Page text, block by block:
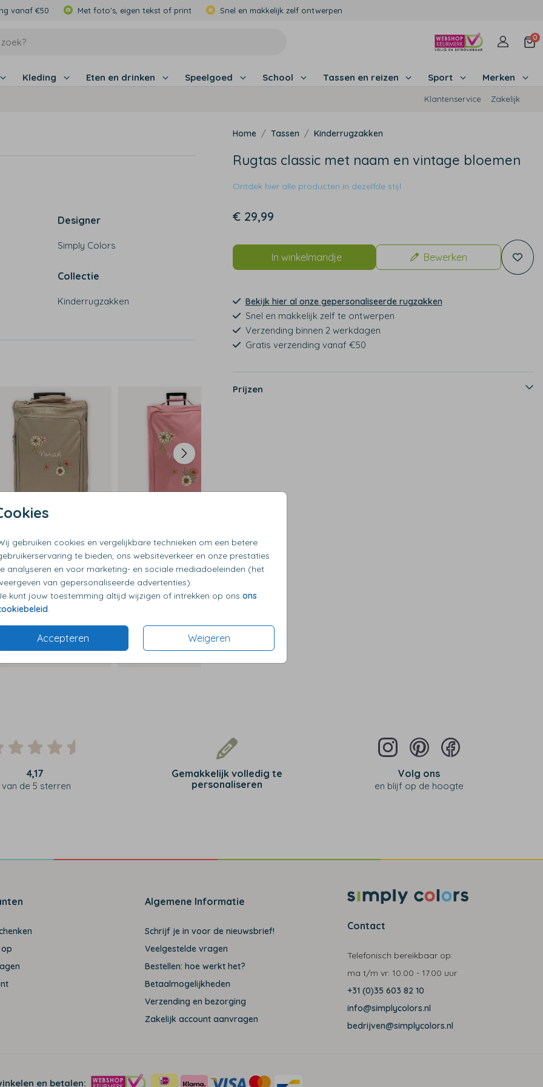
vanaf €50 Met foto's, eigen tekst of print Snel en makkelijk zelf ontwerpen
0
Kleding Eten en drinken Speelgoed School Tassen en reizen Sport Merken
Klantenservice Zakelijk
gebruiken cookies en vergelijkbare technieken om een betere
te bieden, ons websiteverkeer en onze prestaties
analyseren en voor marketing- en sociale mediadoeleinden (het
van gepersonaliseerde advertenties).
kunt jouw toestemming altijd wijzigen of intrekken op ons ons
Accepteren Weigeren
Designer
Simply Colors
Collectie
Kinderrugzakken
Tassen Kinderrugzakken
Rugtas classic met naam en vintage bloemen
Ontdek hier alle producten in dezelfde stijl
€ 29,99
In winkelmandje Bewerken
Bekijk hier al onze gepersonaliseerde rugzakken
Snel en makkelijk zelf te ontwerpen
Verzending binnen 2 werkdagen
Gratis verzending vanaf €50
Prijzen
4,17
van de 5 sterren
Gemakkelijk volledig te
personaliseren
Volg ons
en blijf op de hoogte
Algemene Informatie
Schrijf je in voor de nieuwsbrief!
Veelgestelde vragen
Bestellen: hoe werkt het?
Betaalmogelijkheden
Verzending en bezorging
Zakelijk account aanvragen
Contact
Telefonisch bereikbaar op:
ma t/m vr: 10.00 - 17.00 uur
+31 (0)35 603 82 10
info@simplycolors.nl
bedrijven@simplycolors.nl
en betalen: